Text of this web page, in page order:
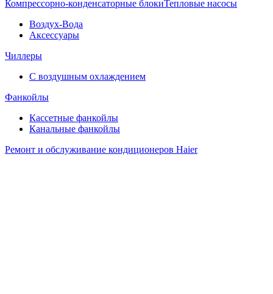
Компрессорно-конденсаторные блокиТепловые насосы
Воздух-Вода
Аксессуары
Чиллеры
С воздушным охлаждением
Фанкойлы
Кассетные фанкойлы
Канальные фанкойлы
Ремонт и обслуживание кондиционеров Haier